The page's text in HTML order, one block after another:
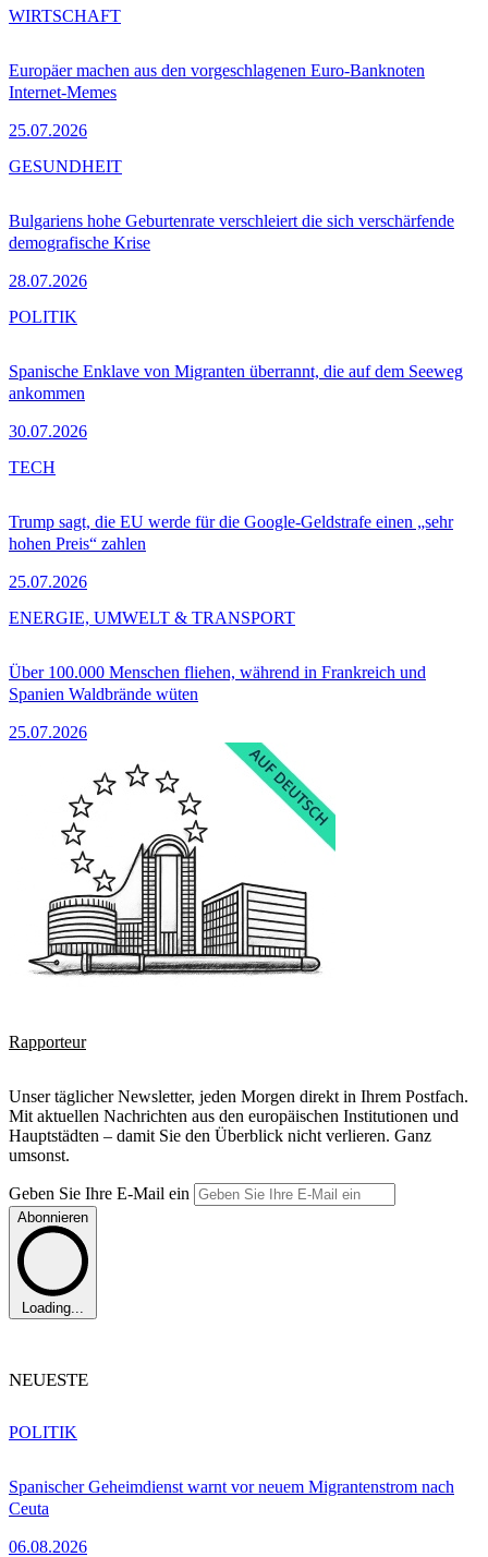
Europäer machen aus den vorgeschlagenen Euro-Banknoten
Internet-Memes
25.07.2026
WIRTSCHAFT
Bulgariens hohe Geburtenrate verschleiert die sich verschärfende
demografische Krise
28.07.2026
GESUNDHEIT
Spanische Enklave von Migranten überrannt, die auf dem Seeweg
ankommen
30.07.2026
POLITIK
Trump sagt, die EU werde für die Google-Geldstrafe einen „sehr
hohen Preis“ zahlen
25.07.2026
TECH
Über 100.000 Menschen fliehen, während in Frankreich und
Spanien Waldbrände wüten
25.07.2026
ENERGIE, UMWELT & TRANSPORT
Rapporteur
Unser täglicher Newsletter, jeden Morgen direkt in Ihrem Postfach.
Mit aktuellen Nachrichten aus den europäischen Institutionen und
Hauptstädten – damit Sie den Überblick nicht verlieren. Ganz
umsonst.
Geben Sie Ihre E-Mail ein
Abonnieren
Loading...
NEUESTE
Spanischer Geheimdienst warnt vor neuem Migrantenstrom nach
Ceuta
06.08.2026
POLITIK